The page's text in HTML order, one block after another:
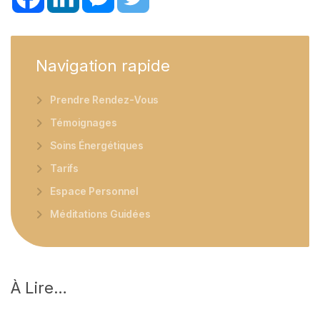
Navigation rapide
Prendre Rendez-Vous
Témoignages
Soins Énergétiques
Tarifs
Espace Personnel
Méditations Guidées
À Lire…